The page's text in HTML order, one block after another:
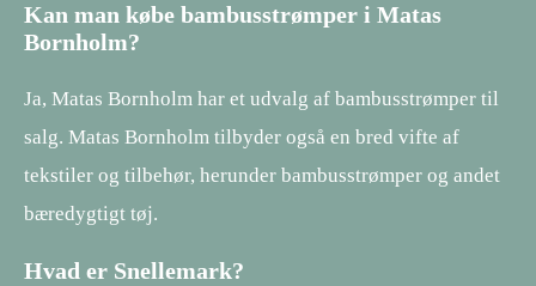
Kan man købe bambusstrømper i Matas
Bornholm?
Ja, Matas Bornholm har et udvalg af bambusstrømper til
salg. Matas Bornholm tilbyder også en bred vifte af
tekstiler og tilbehør, herunder bambusstrømper og andet
bæredygtigt tøj.
Hvad er Snellemark?